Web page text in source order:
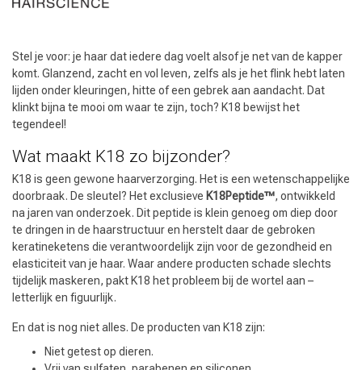
Stel je voor: je haar dat iedere dag voelt alsof je net van de kapper
komt. Glanzend, zacht en vol leven, zelfs als je het flink hebt laten
lijden onder kleuringen, hitte of een gebrek aan aandacht. Dat
klinkt bijna te mooi om waar te zijn, toch? K18 bewijst het
tegendeel!
Wat maakt K18 zo bijzonder?
K18 is geen gewone haarverzorging. Het is een wetenschappelijke
doorbraak. De sleutel? Het exclusieve K18Peptide™, ontwikkeld
na jaren van onderzoek. Dit peptide is klein genoeg om diep door
te dringen in de haarstructuur en herstelt daar de gebroken
keratineketens die verantwoordelijk zijn voor de gezondheid en
elasticiteit van je haar. Waar andere producten schade slechts
tijdelijk maskeren, pakt K18 het probleem bij de wortel aan –
letterlijk en figuurlijk.
En dat is nog niet alles. De producten van K18 zijn:
Niet getest op dieren.